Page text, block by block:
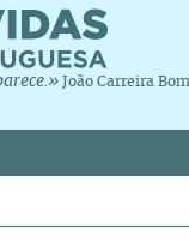
João Carreira Bom